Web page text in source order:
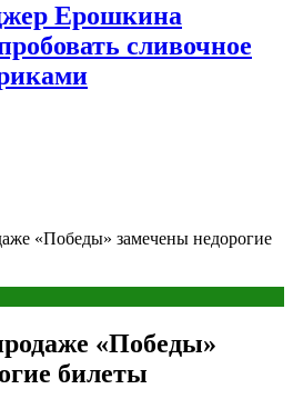
Ерошкина
сливочное
«Победы» замечены недорогие
«Победы»
билеты